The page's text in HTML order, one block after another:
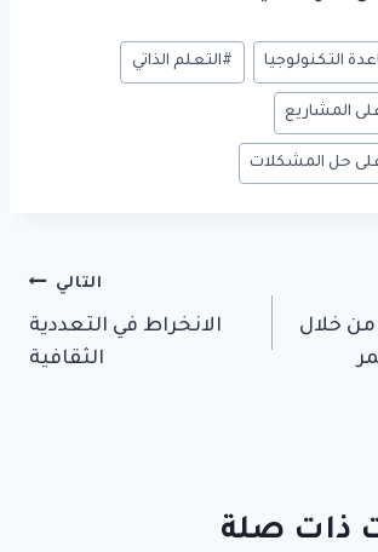
التكنولوجيا #التعلم الذاتي
المشاريع
على حل المشكلات
من خلال
التالي
الانخراط في التعددية
الثقافية
ذات صلة